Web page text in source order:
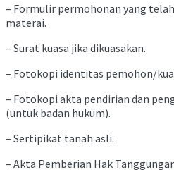
– Formulir permohonan yang
materai.
– Surat kuasa jika dikuasakan.
– Fotokopi identitas pemohon/
– Fotokopi akta pendirian dan
(untuk badan hukum).
– Sertipikat tanah asli.
– Akta Pemberian Hak